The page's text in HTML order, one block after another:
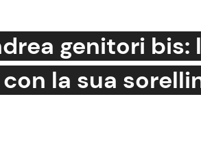
genitori bis:
la sua